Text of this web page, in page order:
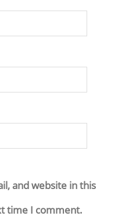
and website in this
time I comment.